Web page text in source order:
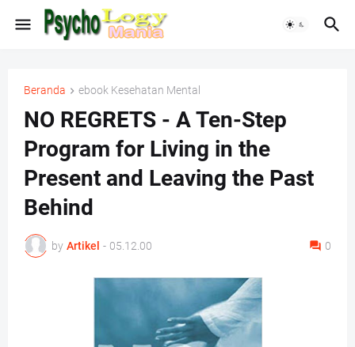
Beranda ebook Kesehatan Mental
NO REGRETS - A Ten-Step
Program for Living in the
Present and Leaving the Past
Behind
by Artikel - 05.12.00 0